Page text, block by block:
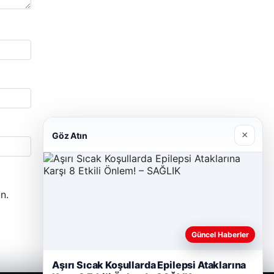
Göz Atın ×
Güncel Haberler
Aşırı Sıcak Koşullarda Epilepsi Ataklarına